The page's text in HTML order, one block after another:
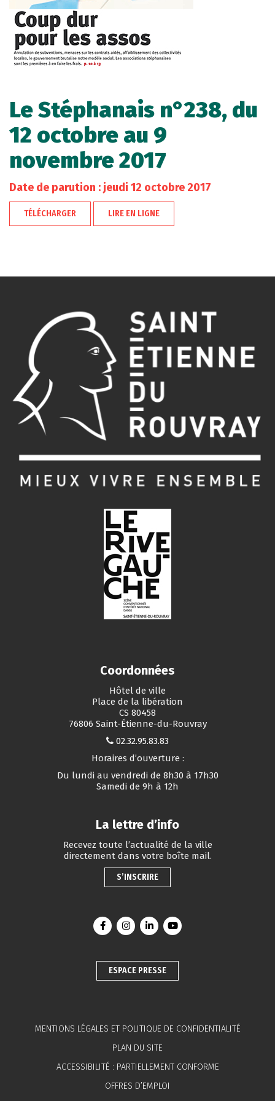
Le Stéphanais n°238, du
12 octobre au 9
novembre 2017
Date de parution : jeudi 12 octobre 2017
TÉLÉCHARGER LIRE EN LIGNE
Coordonnées
Hôtel de ville
Place de la libération
CS 80458
76806 Saint-Étienne-du-Rouvray
02.32.95.83.83
Horaires d’ouverture :
Du lundi au vendredi de 8h30 à 17h30
Samedi de 9h à 12h
La lettre d’info
Recevez toute l’actualité de la ville
directement dans votre boîte mail.
S’INSCRIRE
Lien vers le compte Facebook
Lien vers le compte Instagram
Lien vers le compte Linkedin
Lien vers la chaîne
ESPACE PRESSE
MENTIONS LÉGALES ET POLITIQUE DE CONFIDENTIALITÉ
PLAN DU SITE
ACCESSIBILITÉ : PARTIELLEMENT CONFORME
OFFRES D’EMPLOI